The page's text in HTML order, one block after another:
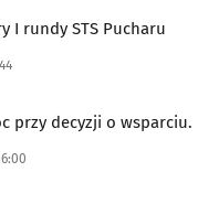
I rundy STS Pucharu
przy decyzji o wsparciu.